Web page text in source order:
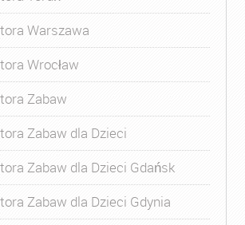
Warszawa
Wrocław
Zabaw
Zabaw dla Dzieci
Zabaw dla Dzieci Gdańsk
Zabaw dla Dzieci Gdynia